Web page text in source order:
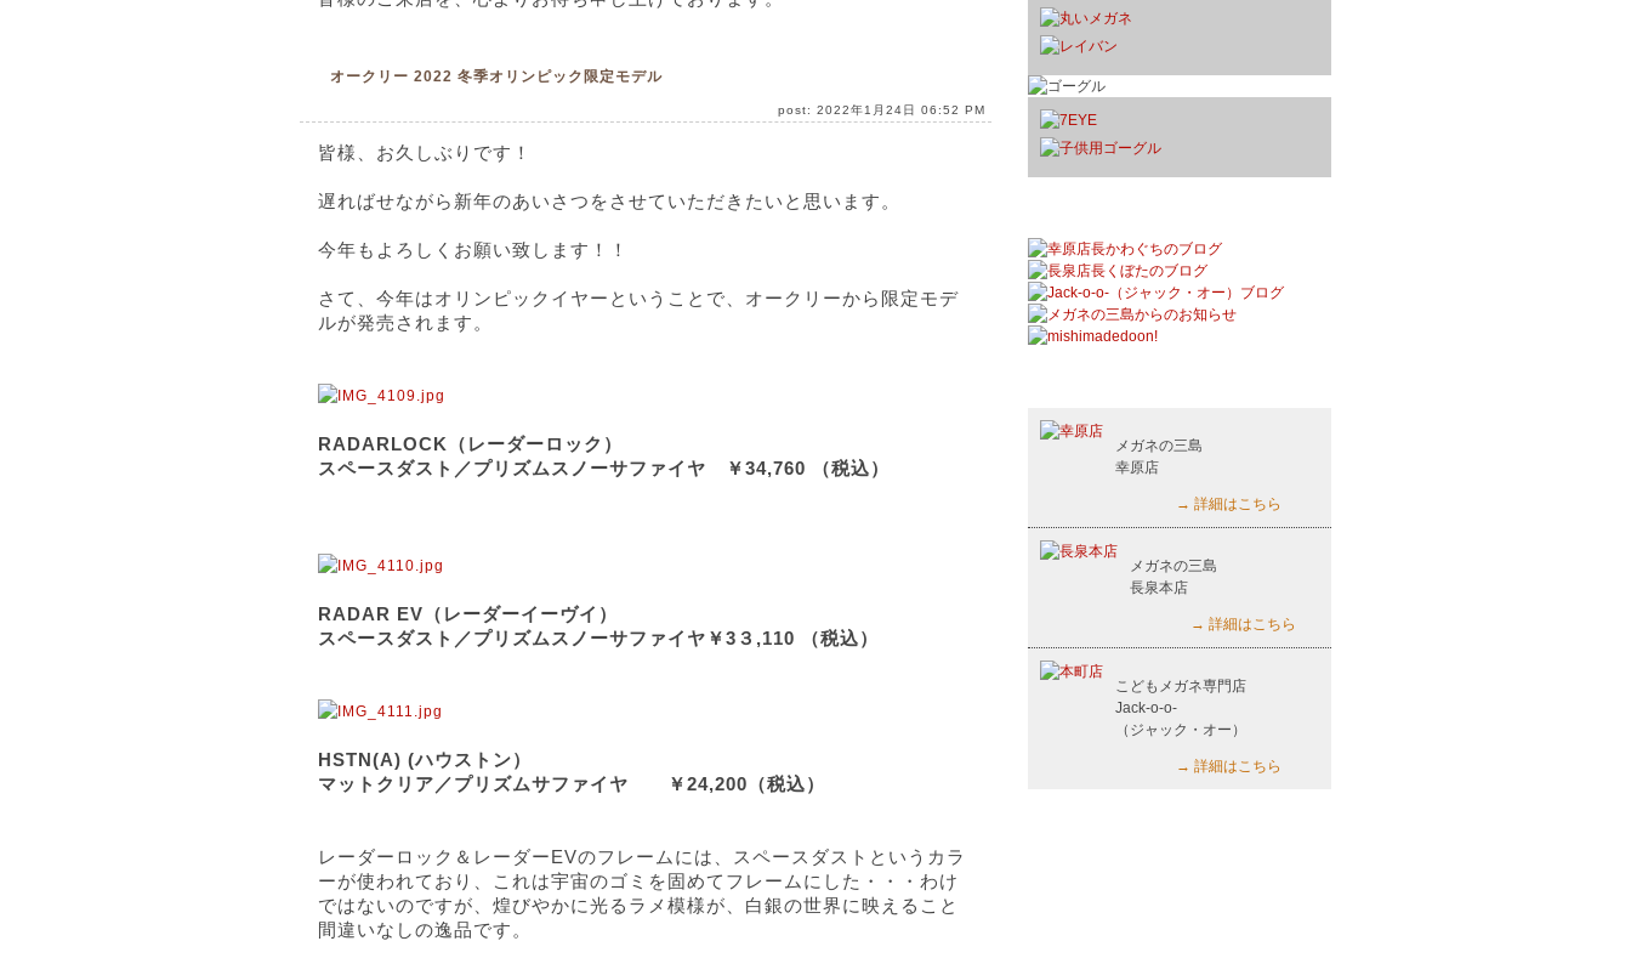
オークリー 2022 冬季オリンピック限定モデル
post: 2022年1月24日 06:52 PM
皆様、お久しぶりです！
遅ればせながら新年のあいさつをさせていただきたいと思います。
今年もよろしくお願い致します！！
さて、今年はオリンピックイヤーということで、オークリーから限定モデ
ルが発売されます。
RADARLOCK（レーダーロック）
スペースダスト／プリズムスノーサファイヤ ￥34,760 （税込）
RADAR EV（レーダーイーヴイ）
スペースダスト／プリズムスノーサファイヤ￥3３,110 （税込）
HSTN(A) (ハウストン）
マットクリア／プリズムサファイヤ ￥24,200（税込）
レーダーロック＆レーダーEVのフレームには、スペースダストというカラ
ーが使われており、これは宇宙のゴミを固めてフレームにした・・・わけ
ではないのですが、煌びやかに光るラメ模様が、白銀の世界に映えること
間違いなしの逸品です。
メガネの三島
幸原店
→ 詳細はこちら
メガネの三島
長泉本店
→ 詳細はこちら
こどもメガネ専門店
Jack-o-o-
（ジャック・オー）
→ 詳細はこちら